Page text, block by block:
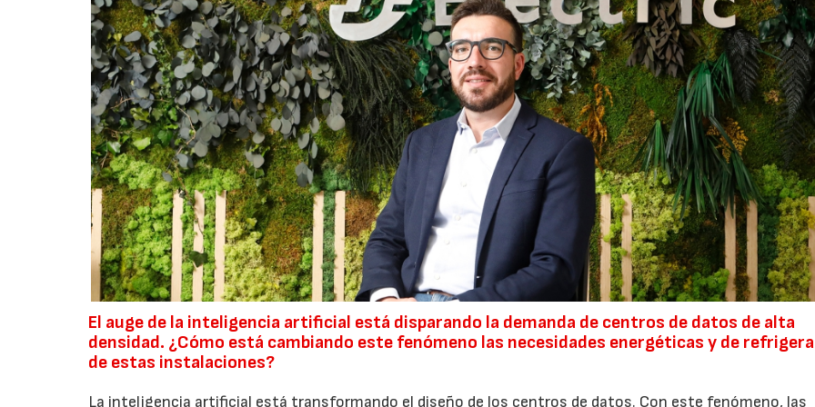
El auge de la inteligencia artificial está disparando la demanda de centros de datos de alta
densidad. ¿Cómo está cambiando este fenómeno las necesidades energéticas y de
de estas instalaciones?
La inteligencia artificial está transformando el diseño de los centros de datos. Con este fenómeno, las